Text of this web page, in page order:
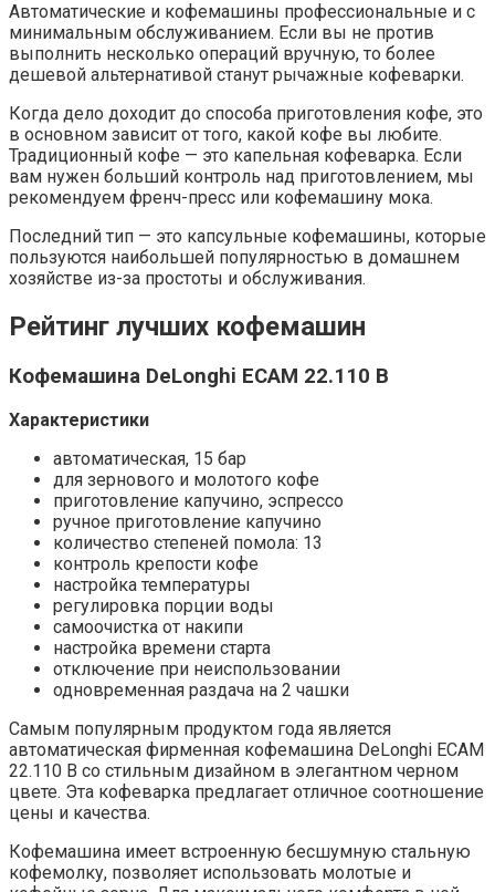
Автоматические и кофемашины профессиональные и с
минимальным обслуживанием. Если вы не против
выполнить несколько операций вручную, то более
дешевой альтернативой станут рычажные кофеварки.
Когда дело доходит до способа приготовления кофе, это
в основном зависит от того, какой кофе вы любите.
Традиционный кофе — это капельная кофеварка. Если
вам нужен больший контроль над приготовлением, мы
рекомендуем френч-пресс или кофемашину мока.
Последний тип — это капсульные кофемашины, которые
пользуются наибольшей популярностью в домашнем
хозяйстве из-за простоты и обслуживания.
Рейтинг лучших кофемашин
Кофемашина DeLonghi ECAM 22.110 B
Характеристики
автоматическая, 15 бар
для зернового и молотого кофе
приготовление капучино, эспрессо
ручное приготовление капучино
количество степеней помола: 13
контроль крепости кофе
настройка температуры
регулировка порции воды
самоочистка от накипи
настройка времени старта
отключение при неиспользовании
одновременная раздача на 2 чашки
Самым популярным продуктом года является
автоматическая фирменная кофемашина DeLonghi ECAM
22.110 B со стильным дизайном в элегантном черном
цвете. Эта кофеварка предлагает отличное соотношение
цены и качества.
Кофемашина имеет встроенную бесшумную стальную
кофемолку, позволяет использовать молотые и